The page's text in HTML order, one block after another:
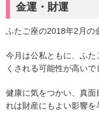
金運・財運
ふたご座の2018年2月の
今月は公私ともに、ふ
くされる可能性が高いで
健康に気をつかい、真
れは財産にもよい影響を